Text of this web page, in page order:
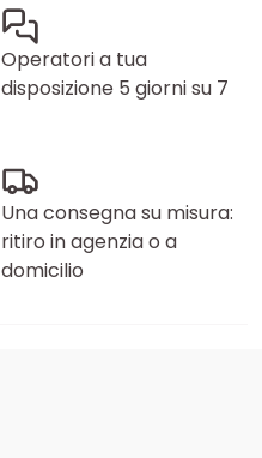
Operatori a tua
disposizione 5 giorni su 7
Una consegna su misura:
ritiro in agenzia o a
domicilio